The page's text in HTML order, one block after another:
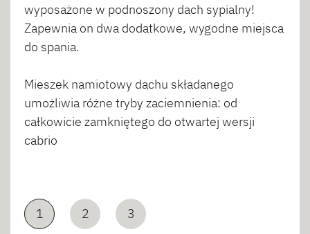
wyposażone w podnoszony dach sypialny!
Zapewnia on dwa dodatkowe, wygodne miejsca
do spania.
Mieszek namiotowy dachu składanego
umożliwia różne tryby zaciemnienia: od
całkowicie zamkniętego do otwartej wersji
cabrio
1 2 3